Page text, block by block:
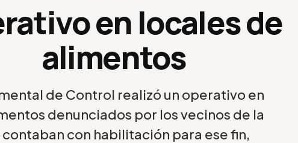
en locales de
alimentos
de Control realizó un operativo en
denunciados por los vecinos de la
contaban con habilitación para ese fin,